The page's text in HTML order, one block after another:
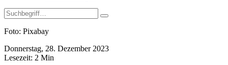
Foto: Pixabay
Donnerstag, 28. Dezember 2023
Lesezeit: 2 Min